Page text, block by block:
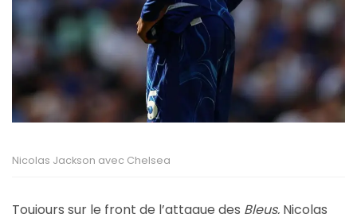
Nicolas Jackson avec Chelsea
Toujours sur le front de l’attaque des Bleus, Nicolas